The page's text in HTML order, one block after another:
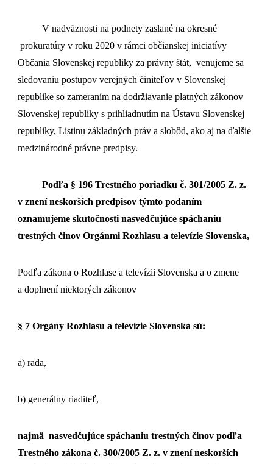
V nadväznosti na podnety zaslané na okresné
prokuratúry v roku 2020 v rámci občianskej iniciatívy
Občania Slovenskej republiky za právny štát, venujeme sa
sledovaniu postupov verejných činiteľov v Slovenskej
republike so zameraním na dodržiavanie platných zákonov
Slovenskej republiky s prihliadnutím na Ústavu Slovenskej
republiky, Listinu základných práv a slobôd, ako aj na ďalšie
medzinárodné právne predpisy.
Podľa § 196 Trestného poriadku č. 301/2005 Z. z.
v znení neskorších predpisov týmto podaním
oznamujeme skutočnosti nasvedčujúce spáchaniu
trestných činov Orgánmi Rozhlasu a televízie Slovenska,
Podľa zákona o Rozhlase a televízii Slovenska a o zmene
a doplnení niektorých zákonov
§ 7 Orgány Rozhlasu a televízie Slovenska sú:
a) rada,
b) generálny riaditeľ,
najmä nasvedčujúce spáchaniu trestných činov podľa
Trestného zákona č. 300/2005 Z. z. v znení neskorších